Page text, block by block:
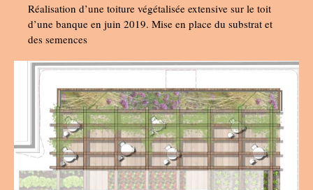
Réalisation d’une toiture végétalisée extensive sur le toit
d’une banque en juin 2019. Mise en place du substrat et
des semences